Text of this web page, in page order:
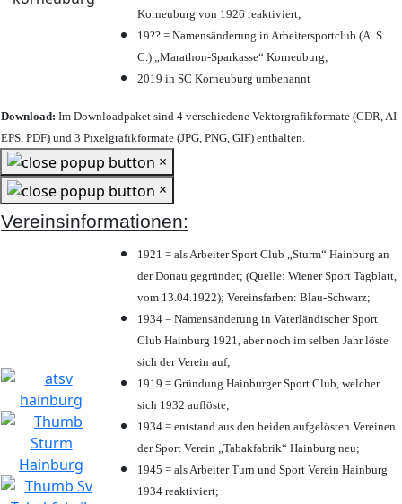
Korneuburg von 1926 reaktiviert;
19?? = Namensänderung in Arbeitersportclub (A. S.
C.) „Marathon-Sparkasse“ Korneuburg;
2019 in SC Korneuburg umbenannt
Download: Im Downloadpaket sind 4 verschiedene Vektorgrafikformate (CDR, AI
EPS, PDF) und 3 Pixelgrafikformate (JPG, PNG, GIF) enthalten.
×
×
Vereinsinformationen:
1921 = als Arbeiter Sport Club „Sturm“ Hainburg an
der Donau gegründet; (Quelle: Wiener Sport Tagblatt,
vom 13.04.1922); Vereinsfarben: Blau-Schwarz;
1934 = Namensänderung in Vaterländischer Sport
Club Hainburg 1921, aber noch im selben Jahr löste
sich der Verein auf;
1919 = Gründung Hainburger Sport Club, welcher
sich 1932 auflöste;
1934 = entstand aus den beiden aufgelösten Vereinen
der Sport Verein „Tabakfabrik“ Hainburg neu;
1945 = als Arbeiter Turn und Sport Verein Hainburg
1934 reaktiviert;